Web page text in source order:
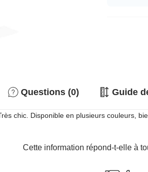
Questions (0) Guide
chic. Disponible en plusieurs couleurs,
Cette information répond-t-elle à